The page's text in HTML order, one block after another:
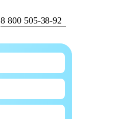
8 800 505-38-92